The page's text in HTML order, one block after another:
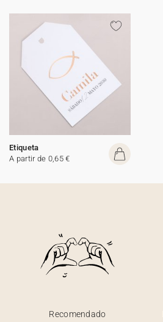
Etiqueta
A partir de 0,65 €
Recomendado